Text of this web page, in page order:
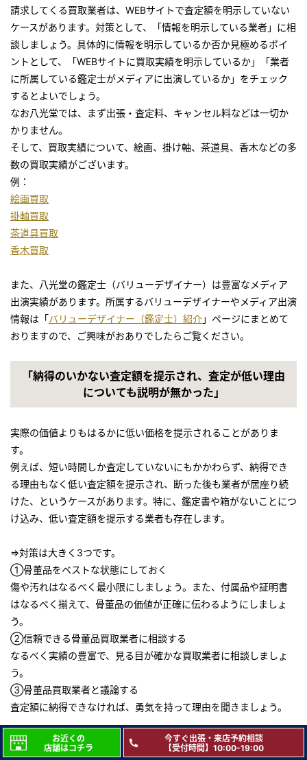
2018年12月12日放送
テレビ朝日「羽鳥慎一 モーニングショー」
『継ぐ女神』のコーナー
2018年12月10日放送
テレビ東京「あなたの家にもお宝が！突撃！しあわせ買取隊」
2018年12月6日放送
テレビ東京「あなたの家にもお宝が！突撃！しあわせ買取隊」
2018年11月29日放送
テレビ東京「あなたの家にもお宝が！突撃！しあわせ買取隊」
『全国道の駅 ふれあい買取旅』コーナー
2018年11月22日放送
テレビ東京「あなたの家にもお宝が！突撃！しあわせ買取隊」
朝日放送テレビ「探偵！ナイトスクープ」
2018年11月1日放送
読売テレビ「 かんさい情報ネットten」
2018年10月11日放送
テレビ東京「あなたの家にもお宝が！突撃！しあわせ買取隊」
テレビ東京「所さんの学校では教えてくれないそこんトコロ！」
（再放送）
2018年7月11日放送
テレビ朝日「羽鳥慎一モーニングショー」
『継ぐ女神』のコーナー
2018年6月21日放送
テレビ東京「あなたの家にもお宝が！突撃！しあわせ買取隊」
2018年6月20日放送
テレビ朝日「羽鳥慎一モーニングショー」
『継ぐ女神』のコーナー
2018年6月13日放送
テレビ朝日「お願い！ランキング」
『日本人が知らない！？ NIPPONのニュース』
2018年5月30日放送
テレビ朝日「羽鳥慎一モーニングショー」
『継ぐ女神』のコーナー
請求してくる買取業者は、WEBサイトで査定額を明示していない
ケースがあります。対策として、「情報を明示している業者」に相
談しましょう。具体的に情報を明示しているか否か見極めるポイ
ントとして、「WEBサイトに買取実績を明示しているか」「業者
に所属している鑑定士がメディアに出演しているか」をチェック
するとよいでしょう。
なお八光堂では、まず出張・査定料、キャンセル料などは一切か
かりません。
そして、買取実績について、絵画、掛け軸、茶道具、香木などの多
数の買取実績がございます。
例：
絵画買取
掛軸買取
茶道具買取
香木買取
また、八光堂の鑑定士（バリューデザイナー）は豊富なメディア
出演実績があります。所属するバリューデザイナーやメディア出演
情報は「バリューデザイナー（鑑定士）紹介」ページにまとめて
おりますので、ご興味がおありでしたらご覧ください。
「納得のいかない査定額を提示され、査定が低い理由
についても説明が無かった」
実際の価値よりもはるかに低い価格を提示されることがありま
す。
例えば、短い時間しか査定していないにもかかわらず、納得でき
る理由もなく低い査定額を提示され、断った後も業者が居座り続
けた、というケースがあります。特に、鑑定書や箱がないことにつ
け込み、低い査定額を提示する業者も存在します。
⇒対策は大きく3つです。
①骨董品をベストな状態にしておく
傷や汚れはなるべく最小限にしましょう。また、付属品や証明書
はなるべく揃えて、骨董品の価値が正確に伝わるようにしましょ
う。
②信頼できる骨董品買取業者に相談する
なるべく実績の豊富で、見る目が確かな買取業者に相談しましょ
う。
③骨董品買取業者と議論する
査定額に納得できなければ、勇気を持って理由を聞きましょう。
なお、八光堂のバリューデザイナー（鑑定士）は、実績豊富であ
お近くの
店舗はコチラ
今すぐ出張・来店予約相談
【受付時間】10:00-19:00